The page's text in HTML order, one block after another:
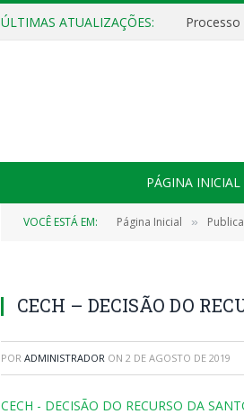
ÚLTIMAS ATUALIZAÇÕES:
PÁGINA INICIAL
VOCÊ ESTÁ EM: Página Inicial »
CECH – DECISÃO DO
POR ADMINISTRADOR ON 2 DE AGOSTO DE 2019
CECH - DECISÃO DO RECURSO DA